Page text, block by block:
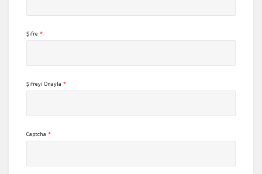
Şifre *
Şifreyi Onayla *
Captcha *